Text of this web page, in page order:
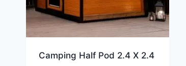
Camping Half Pod 2.4 X 2.4